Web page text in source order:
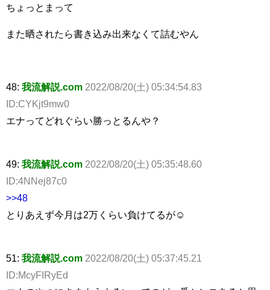
ちょっとまって
また晒されたら書き込み出来なくて詰むやん
48: 我流解説.com 2022/08/20(土) 05:34:54.83
ID:CYKjt9mw0
エナってどれぐらい勝っとるんや？
49: 我流解説.com 2022/08/20(土) 05:35:48.60
ID:4NNej87c0
>>48
とりあえず今月は2万くらい負けてるが☺
51: 我流解説.com 2022/08/20(土) 05:37:45.21
ID:McyFIRyEd